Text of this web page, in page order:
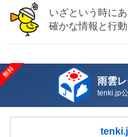
いざという時に
確かな情報と行
雨雲
tenki.jp